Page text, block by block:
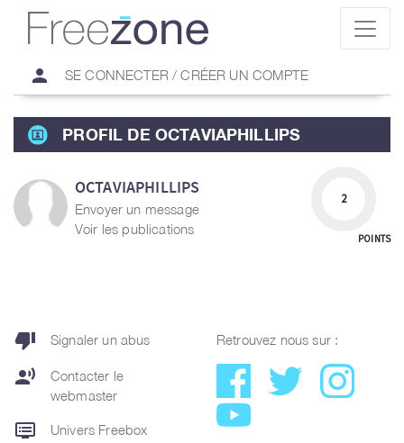
person SE CONNECTER / CRÉER UN COMPTE
PROFIL DE OCTAVIAPHILLIPS
OCTAVIAPHILLIPS
Envoyer un message
Voir les publications
2
POINTS
thumb_down Signaler un abus
record_voice_over
Contacter le
webmaster
dvr Univers Freebox
Retrouvez nous sur :